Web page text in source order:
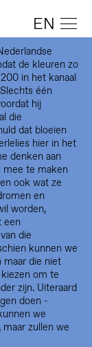
EN
de kleuren zo
in het kanaal
één
hij
die
dat bloeien
hier in het
denken aan
mee te maken
ook wat ze
en
worden,
een
die
kunnen we
maar die niet
om te
zijn. Uiteraard
doen -
we
zullen we